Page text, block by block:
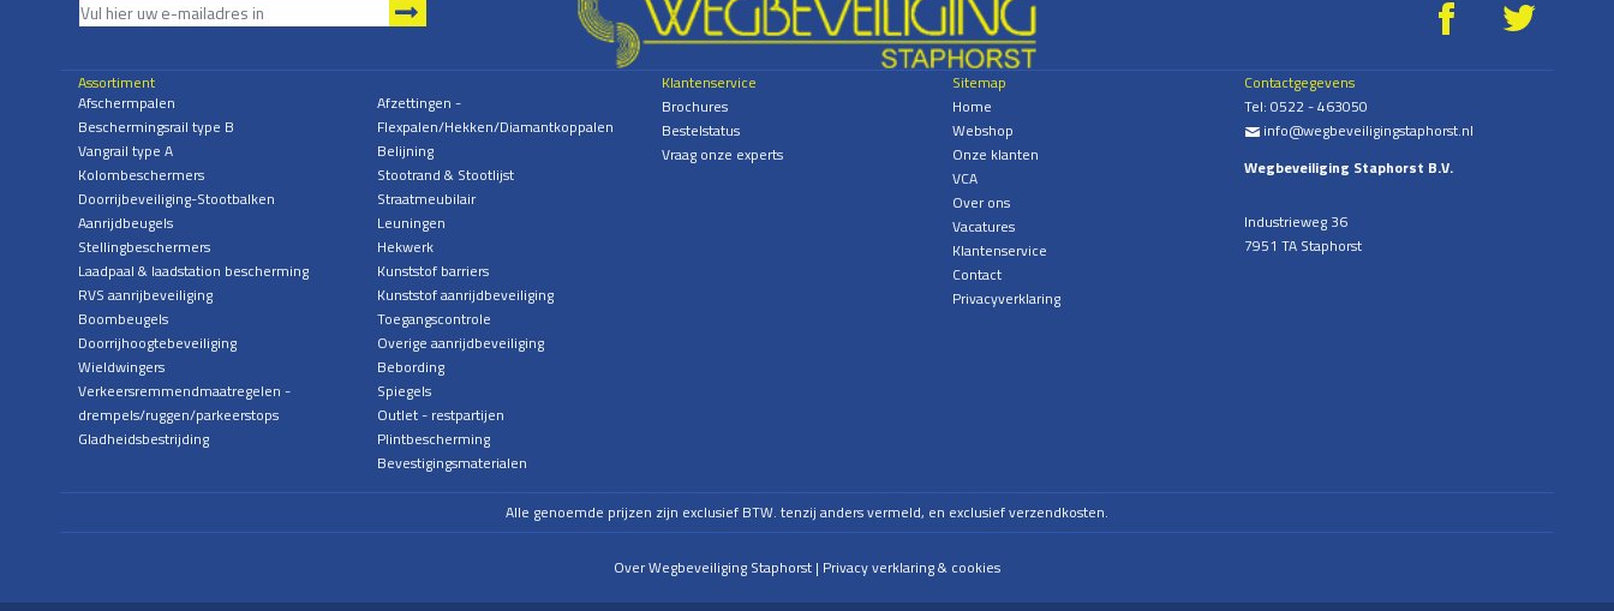
g *
Assortiment
Afschermpalen
Beschermingsrail type B
Vangrail type A
Kolombeschermers
Doorrijbeveiliging-Stootbalken
Aanrijdbeugels
Stellingbeschermers
Laadpaal & laadstation bescherming
RVS aanrijbeveiliging
Boombeugels
Doorrijhoogtebeveiliging
Wieldwingers
Verkeersremmendmaatregelen -
drempels/ruggen/parkeerstops
Gladheidsbestrijding
Afzettingen -
Flexpalen/Hekken/Diamantkoppalen
Belijning
Stootrand & Stootlijst
Straatmeubilair
Leuningen
Hekwerk
Kunststof barriers
Kunststof aanrijdbeveiliging
Toegangscontrole
Overige aanrijdbeveiliging
Bebording
Spiegels
Outlet - restpartijen
Plintbescherming
Bevestigingsmaterialen
Klantenservice
Brochures
Bestelstatus
Vraag onze experts
Sitemap
Home
Webshop
Onze klanten
VCA
Over ons
Vacatures
Klantenservice
Contact
Privacyverklaring
Contactgegevens
Tel:0522 - 463050
% info@wegbeveiligingstaphorst.nl
Wegbeveiliging Staphorst B.V.
Industrieweg 36
7951 TA Staphorst
Alle genoemde prijzen zijn exclusief BTW. tenzij anders vermeld, en exclusief verzendkosten.
Over Wegbeveiliging Staphorst Privacy verklaring & cookies